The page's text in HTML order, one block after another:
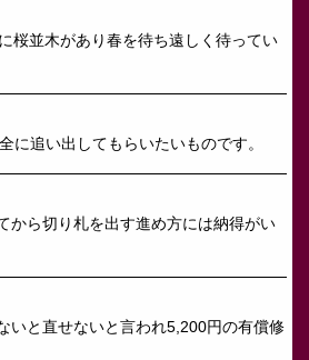
桜並木があり春を待ち遠しく待ってい
追い出してもらいたいものです。
から切り札を出す進め方には納得がい
いと直せないと言われ5,200円の有償修